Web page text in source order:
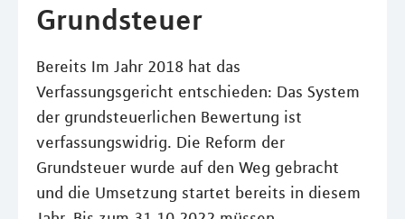
Grundsteuer
Bereits Im Jahr 2018 hat das
Verfassungsgericht entschieden: Das System
der grundsteuerlichen Bewertung ist
verfassungswidrig. Die Reform der
Grundsteuer wurde auf den Weg gebracht
und die Umsetzung startet bereits in diesem